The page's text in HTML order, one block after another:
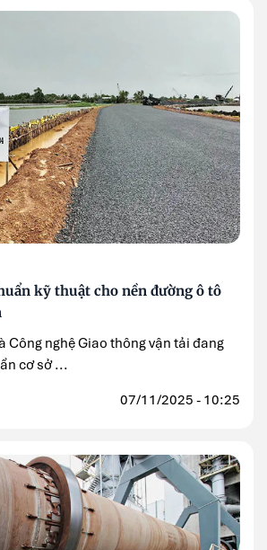
kỹ thuật cho nền đường ô tô
Công nghệ Giao thông vận tải đang
cơ sở ...
07/11/2025 - 10:25